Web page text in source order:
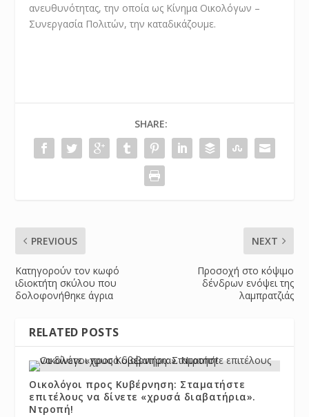
ανευθυνότητας, την οποία ως Κίνημα Οικολόγων –
Συνεργασία Πολιτών, την καταδικάζουμε.
SHARE:
PREVIOUS
Κατηγορούν τον κωφό
ιδιοκτήτη σκύλου που
δολοφονήθηκε άγρια
NEXT
Προσοχή στο κόψιμο
δένδρων ενόψει της
λαμπρατζιάς
RELATED POSTS
Οικολόγοι προς Κυβέρνηση: Σταματήστε
επιτέλους να δίνετε «χρυσά διαβατήρια».
Ντροπή!